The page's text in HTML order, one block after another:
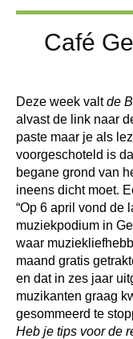
Café
Deze week valtde
alvast de link naar
paste maar je als
voorgeschoteld is
begane grond van
ineens dicht moet.
“Op 6 april vond de
muziekpodium in
waar
maand gratis
en dat in zes jaar
muzikanten graag
gesommeerd te
Heb je tips voor de